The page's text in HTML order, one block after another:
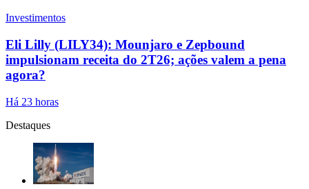
Investimentos
Eli Lilly (LILY34): Mounjaro e Zepbound
impulsionam receita do 2T26; ações valem a pena
agora?
Há 23 horas
Destaques